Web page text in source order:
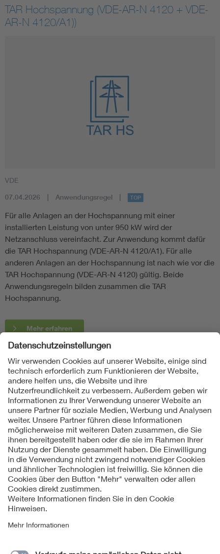
TAR Hochspannung (VDE-AR-N 4120 + VDE-
AR-N 4120/A1))
VDE
07.04.2026 Anwendungsregel TOP
Für alle Anlagen an der Hochspannung mit einer
installierten Leistung von unter 950 kW wird der
Netzanschluss vereinfacht. Zur Anwendung kommt dafür
die TAR Hochspannung (VDE-AR-N 4120/A1). Für alle
anderen Anlagen an der Hochspannung ist nach wie vor die
TAR Hochspannung (VDE-AR-N 4120) gültig. Beide
Anwendungsregeln bilden zusammen die TAR
Hochspannung.
Mehr erfahren
Folgen Sie uns
Kontakte
Service
Impressum
Datenschutzinformationen
Cookie Hinweise